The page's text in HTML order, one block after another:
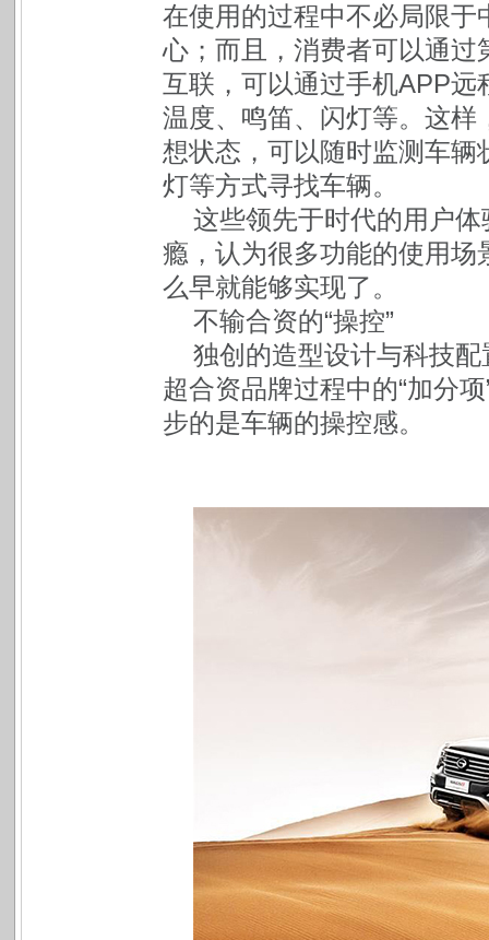
在使用的过程中不必局限
心；而且，消费者可以通
互联，可以通过手机APP
温度、鸣笛、闪灯等。这
想状态，可以随时监测车
灯等方式寻找车辆。
这些领先于时代的用户
瘾，认为很多功能的使用
么早就能够实现了。
不输合资的“操控”
独创的造型设计与科技
超合资品牌过程中的“加分
步的是车辆的操控感。